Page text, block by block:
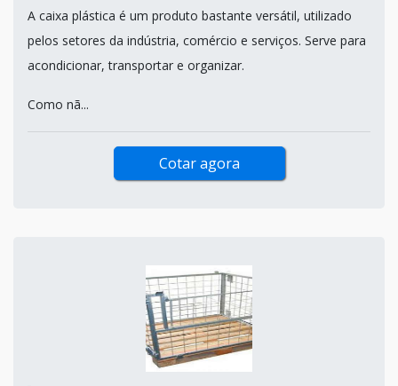
A caixa plástica é um produto bastante versátil, utilizado
pelos setores da indústria, comércio e serviços. Serve para
acondicionar, transportar e organizar.
Como nã...
Cotar agora